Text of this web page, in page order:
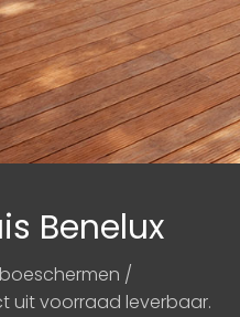
Benelux
/
uit voorraad leverbaar.